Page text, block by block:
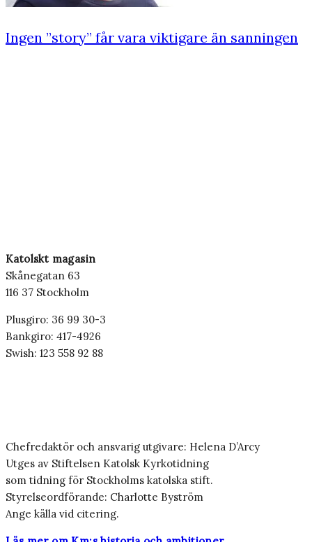
Ingen ”story” får vara viktigare än sanningen
Katolskt magasin
Skånegatan 63
116 37 Stockholm
Plusgiro: 36 99 30-3
Bankgiro: 417-4926
Swish: 123 558 92 88
Chefredaktör och ansvarig utgivare: Helena D’Arcy
Utges av Stiftelsen Katolsk Kyrkotidning
som tidning för Stockholms katolska stift.
Styrelseordförande: Charlotte Byström
Ange källa vid citering.